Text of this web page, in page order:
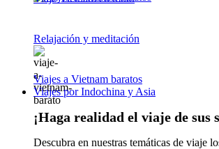
Relajación y meditación
Viajes a Vietnam baratos
Viajes por Indochina y Asia
¡Haga realidad el viaje de sus
Descubra en nuestras temáticas de viaje